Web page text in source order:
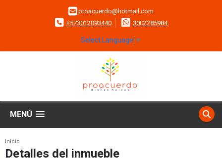
proacuerdo@hotmail.com
+573012093440
3002285984
Select Language ▼
MENÚ
Inicio
Detalles del inmueble